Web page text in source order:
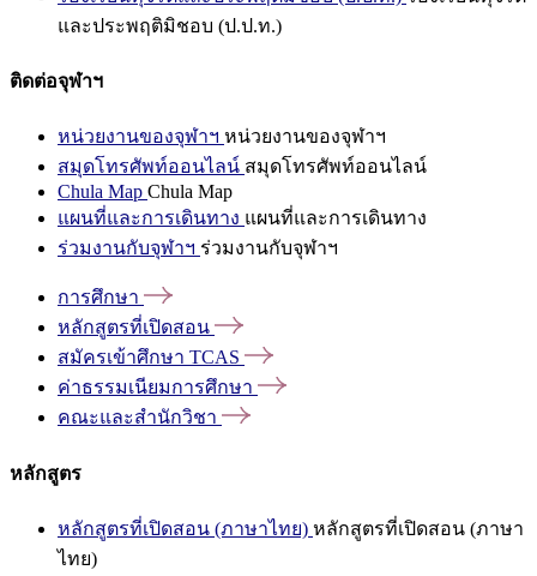
และประพฤติมิชอบ (ป.ป.ท.)
ติดต่อจุฬาฯ
หน่วยงานของจุฬาฯ หน่วยงานของจุฬาฯ
สมุดโทรศัพท์ออนไลน์ สมุดโทรศัพท์ออนไลน์
Chula Map Chula Map
แผนที่และการเดินทาง แผนที่และการเดินทาง
ร่วมงานกับจุฬาฯ ร่วมงานกับจุฬาฯ
การศึกษา
หลักสูตรที่เปิดสอน
สมัครเข้าศึกษา TCAS
ค่าธรรมเนียมการศึกษา
คณะและสำนักวิชา
หลักสูตร
หลักสูตรที่เปิดสอน (ภาษาไทย) หลักสูตรที่เปิดสอน (ภาษา
ไทย)